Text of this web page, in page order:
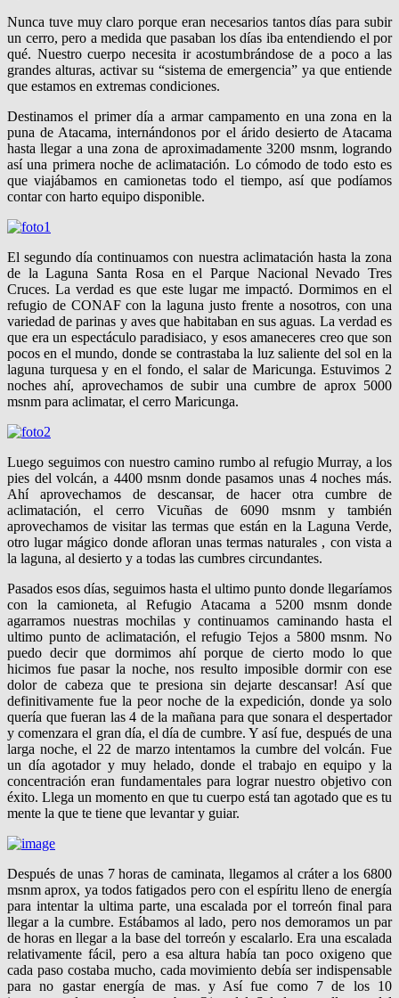
Nunca tuve muy claro porque eran necesarios tantos días para subir
un cerro, pero a medida que pasaban los días iba entendiendo el por
qué. Nuestro cuerpo necesita ir acostumbrándose de a poco a las
grandes alturas, activar su “sistema de emergencia” ya que entiende
que estamos en extremas condiciones.
Destinamos el primer día a armar campamento en una zona en la
puna de Atacama, internándonos por el árido desierto de Atacama
hasta llegar a una zona de aproximadamente 3200 msnm, logrando
así una primera noche de aclimatación. Lo cómodo de todo esto es
que viajábamos en camionetas todo el tiempo, así que podíamos
contar con harto equipo disponible.
El segundo día continuamos con nuestra aclimatación hasta la zona
de la Laguna Santa Rosa en el Parque Nacional Nevado Tres
Cruces. La verdad es que este lugar me impactó. Dormimos en el
refugio de CONAF con la laguna justo frente a nosotros, con una
variedad de parinas y aves que habitaban en sus aguas. La verdad es
que era un espectáculo paradisiaco, y esos amaneceres creo que son
pocos en el mundo, donde se contrastaba la luz saliente del sol en la
laguna turquesa y en el fondo, el salar de Maricunga. Estuvimos 2
noches ahí, aprovechamos de subir una cumbre de aprox 5000
msnm para aclimatar, el cerro Maricunga.
Luego seguimos con nuestro camino rumbo al refugio Murray, a los
pies del volcán, a 4400 msnm donde pasamos unas 4 noches más.
Ahí aprovechamos de descansar, de hacer otra cumbre de
aclimatación, el cerro Vicuñas de 6090 msnm y también
aprovechamos de visitar las termas que están en la Laguna Verde,
otro lugar mágico donde afloran unas termas naturales , con vista a
la laguna, al desierto y a todas las cumbres circundantes.
Pasados esos días, seguimos hasta el ultimo punto donde llegaríamos
con la camioneta, al Refugio Atacama a 5200 msnm donde
agarramos nuestras mochilas y continuamos caminando hasta el
ultimo punto de aclimatación, el refugio Tejos a 5800 msnm. No
puedo decir que dormimos ahí porque de cierto modo lo que
hicimos fue pasar la noche, nos resulto imposible dormir con ese
dolor de cabeza que te presiona sin dejarte descansar! Así que
definitivamente fue la peor noche de la expedición, donde ya solo
quería que fueran las 4 de la mañana para que sonara el despertador
y comenzara el gran día, el día de cumbre. Y así fue, después de una
larga noche, el 22 de marzo intentamos la cumbre del volcán. Fue
un día agotador y muy helado, donde el trabajo en equipo y la
concentración eran fundamentales para lograr nuestro objetivo con
éxito. Llega un momento en que tu cuerpo está tan agotado que es tu
mente la que te tiene que levantar y guiar.
Después de unas 7 horas de caminata, llegamos al cráter a los 6800
msnm aprox, ya todos fatigados pero con el espíritu lleno de energía
para intentar la ultima parte, una escalada por el torreón final para
llegar a la cumbre. Estábamos al lado, pero nos demoramos un par
de horas en llegar a la base del torreón y escalarlo. Era una escalada
relativamente fácil, pero a esa altura había tan poco oxigeno que
cada paso costaba mucho, cada movimiento debía ser indispensable
para no gastar energía de mas. y Así fue como 7 de los 10